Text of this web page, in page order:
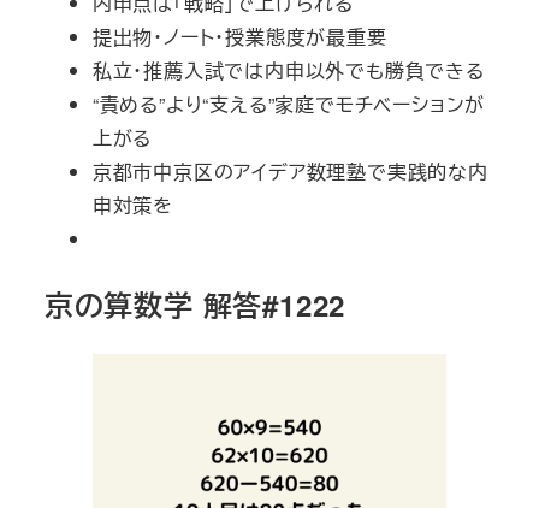
提出物・ノート・授業態度が最重要
私立・推薦入試では内申以外でも勝負できる
“責める”より“支える”家庭でモチベーションが
上がる
京都市中京区のアイデア数理塾で実践的な内
申対策を
京の算数学 解答#1222